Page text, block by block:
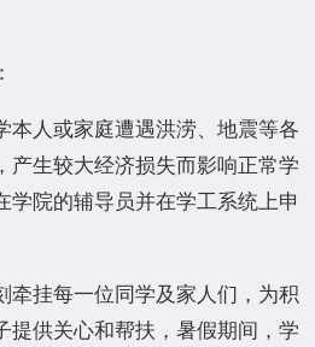
本人或家庭遭遇洪涝、地震等各
产生较大经济损失而影响正常学
学院的辅导员并在学工系统上申
牵挂每一位同学及家人们，为积
提供关心和帮扶，暑假期间，学